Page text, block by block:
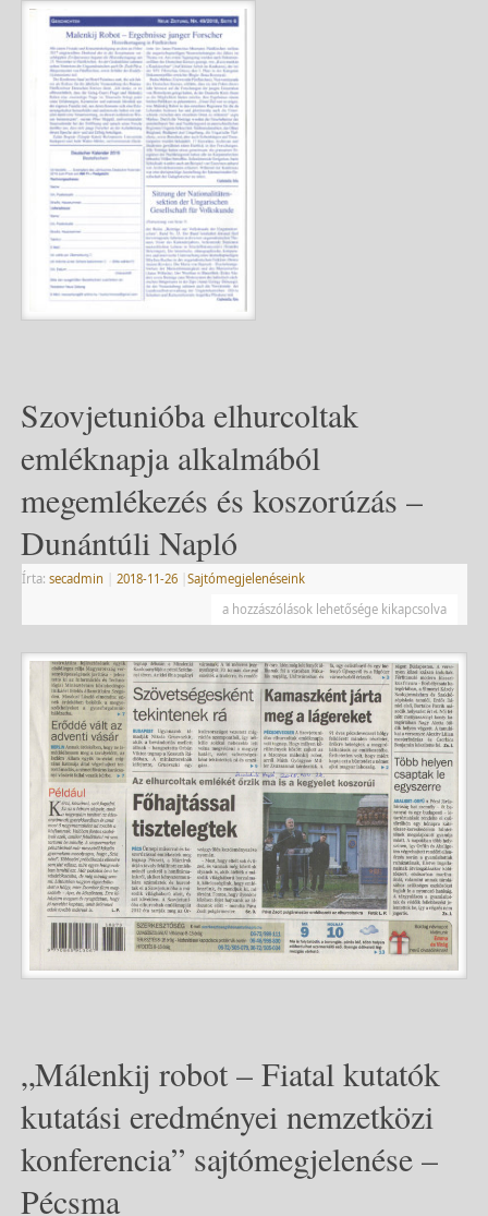
Szovjetunióba elhurcoltak
emléknapja alkalmából
megemlékezés és koszorúzás –
Dunántúli Napló
Írta: secadmin 2018-11-26
Sajtómegjelenéseink
a hozzászólások lehetősége kikapcsolva
„Málenkij robot – Fiatal kutatók
kutatási eredményei nemzetközi
konferencia” sajtómegjelenése –
Pécsma